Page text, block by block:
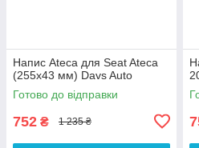
Напис Ateca для Seat Ateca
(255х43 мм) Davs Auto
Готово до відправки
752 ₴ 1 235 ₴